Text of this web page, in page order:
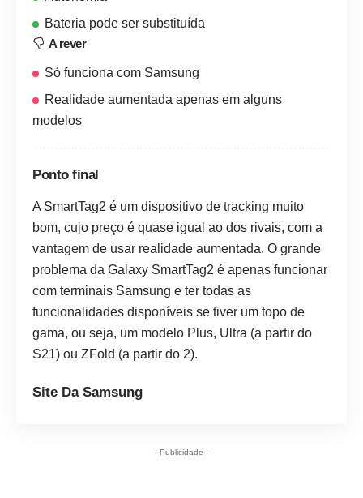
Bateria pode ser substituída
A rever
Só funciona com Samsung
Realidade aumentada apenas em alguns
modelos
Ponto final
A SmartTag2 é um dispositivo de tracking muito
bom, cujo preço é quase igual ao dos rivais, com a
vantagem de usar realidade aumentada. O grande
problema da Galaxy SmartTag2 é apenas funcionar
com terminais Samsung e ter todas as
funcionalidades disponíveis se tiver um topo de
gama, ou seja, um modelo Plus, Ultra (a partir do
S21) ou ZFold (a partir do 2).
Site Da Samsung
- Publicidade -